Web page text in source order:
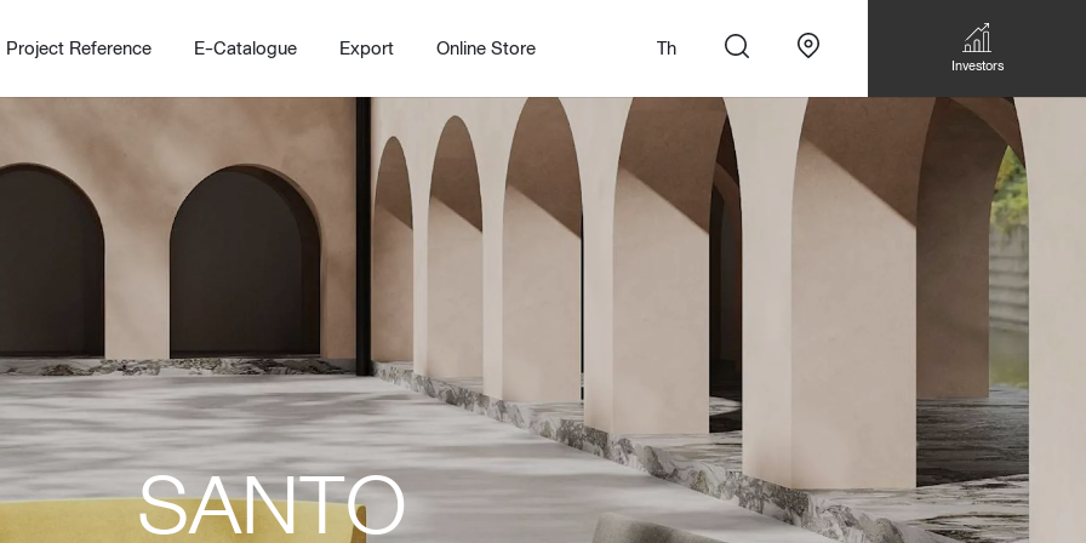
Home
Living room
Dining room
Bedroom
Wordrobe
Kitchen
Kitchens
Kitchen Accessories
Walk-in closet &
Bookshelf & Multimedia
Wall decoration
New! Working Design Solution
บริการสั่งทำโซฟาแบบ
Custom เหมาะกับทุกไลฟ์
สไตล์
Custom Dining Table
Project Reference E-Catalogue Export Online Store Th
Investors
SANTO